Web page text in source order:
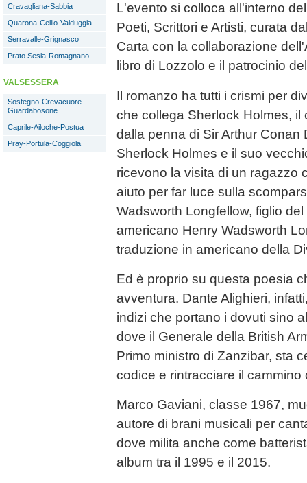
Cravagliana-Sabbia
Quarona-Cellio-Valduggia
Serravalle-Grignasco
Prato Sesia-Romagnano
VALSESSERA
Sostegno-Crevacuore-
Guardabosone
Caprile-Ailoche-Postua
Pray-Portula-Coggiola
L'evento si colloca all'interno
Poeti, Scrittori e Artisti, curata
Carta con la collaborazione
libro di Lozzolo e il patrocinio
Il romanzo ha tutti i crismi per
che collega Sherlock Holmes, il
dalla penna di Sir Arthur Conan
Sherlock Holmes e il suo
ricevono la visita di un ragazzo
aiuto per far luce sulla
Wadsworth Longfellow, figlio
americano Henry Wadsworth
traduzione in americano della
Ed è proprio su questa poesia
avventura. Dante Alighieri,
indizi che portano i dovuti sino
dove il Generale della British
Primo ministro di Zanzibar, sta
codice e rintracciare il cammino
Marco Gaviani, classe 1967,
autore di brani musicali per
dove milita anche come
album tra il 1995 e il 2015.